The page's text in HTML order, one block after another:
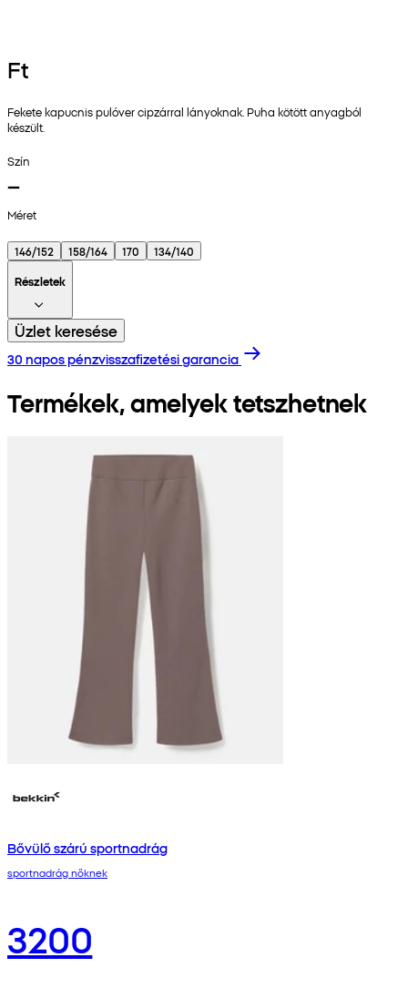
Ft
Fekete kapucnis pulóver cipzárral lányoknak. Puha kötött anyagból
készült.
Szín
Méret
146/152 158/164 170
134/140
Részletek
Üzlet keresése
30 napos pénzvisszafizetési garancia
Termékek, amelyek tetszhetnek
Bővülő szárú sportnadrág
sportnadrág nőknek
3200